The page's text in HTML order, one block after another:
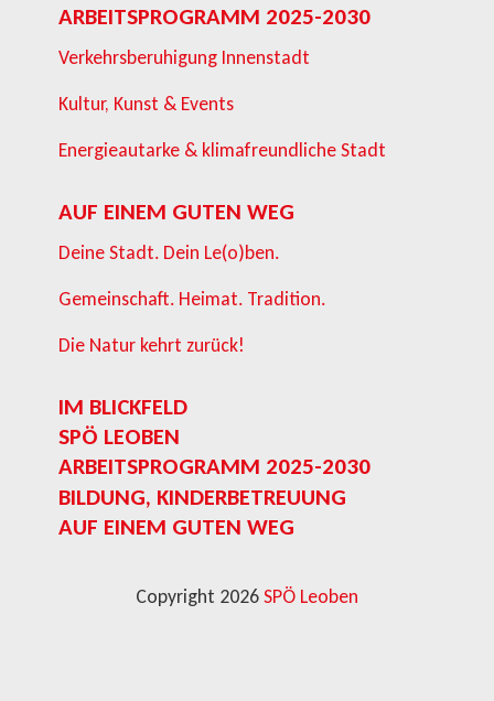
ARBEITSPROGRAMM 2025-2030
Verkehrsberuhigung Innenstadt
Kultur, Kunst & Events
Energieautarke & klimafreundliche Stadt
AUF EINEM GUTEN WEG
Deine Stadt. Dein Le(o)ben.
Gemeinschaft. Heimat. Tradition.
Die Natur kehrt zurück!
IM BLICKFELD
SPÖ LEOBEN
ARBEITSPROGRAMM 2025-2030
BILDUNG, KINDERBETREUUNG
AUF EINEM GUTEN WEG
Copyright 2026SPÖ Leoben